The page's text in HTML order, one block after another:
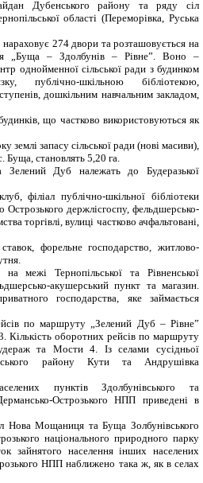
Дубенського району та ряду сіл
області (Переморівка, Руська
274 двори та розташовується на
„Буща – Здолбунів – Рівне”. Воно –
однойменної сільської ради з будинком
публічно-шкільною бібліотекою,
дошкільним навчальним закладом,
що частково використовуються як
землі запасу сільської ради (нові масиви),
Буща, становлять 5,20 га.
Дуб належать до Будеразької
філіал публічно-шкільної бібліотеки
Острозького держлісгоспу, фельдшерсько-
торгівлі, вулиці частково ачфальтовані,
форельне господарство, житлово-
межі Тернопільської та Рівненської
акушерський пункт та магазин.
господарства, яке займається
по маршруту „Зелений Дуб – Рівне”
Кількість оборотних рейсів по маршруту
та Мости 4. Із селами сусідньої
району Кути та Андрушівка
пунктів Здолбунівського та
Острозького НПП приведені в
Нова Мощаниця та Буща Золбунівського
національного природного парку
зайнятого населення інших населених
НПП наближено така ж, як в селах